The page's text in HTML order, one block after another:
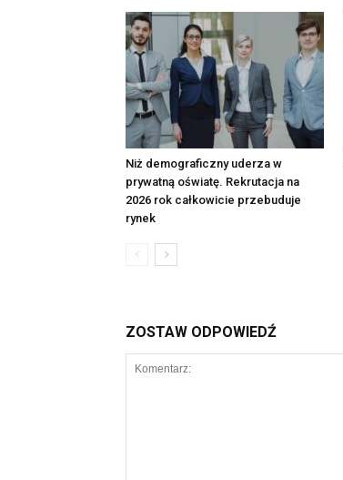
Niż demograficzny uderza w
prywatną oświatę. Rekrutacja na
2026 rok całkowicie przebuduje
rynek
ZOSTAW ODPOWIEDŹ